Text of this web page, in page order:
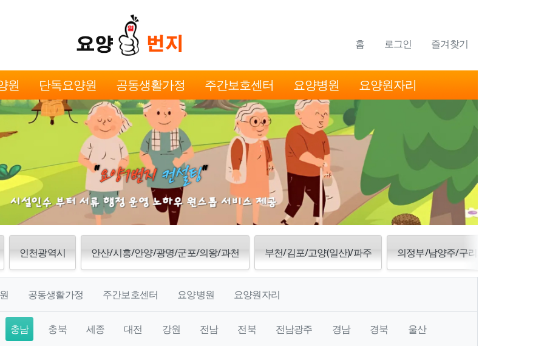
홈 로그인 즐겨찾기
원 단독요양원 공동생활가정 주간보호센터 요양병원 요양원자리
인천광역시 안산/시흥/안양/광명/군포/의왕/과천 부천/김포/고양(일산)/파주 의정부/남양주/구리/양주/동두천/포
공동생활가정 주간보호센터 요양병원 요양원자리
충남 충북 세종 대전 강원 전남 전북 전남광주 경남 경북
울산